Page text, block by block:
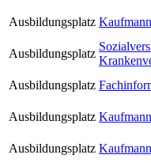
Ausbildungsplatz
Ausbildungsplatz
Ausbildungsplatz
Ausbildungsplatz
Ausbildungsplatz